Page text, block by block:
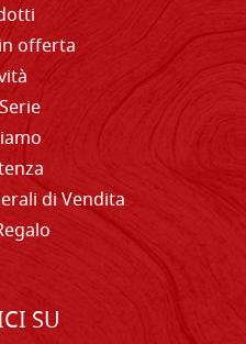
offerta
di Vendita
SU